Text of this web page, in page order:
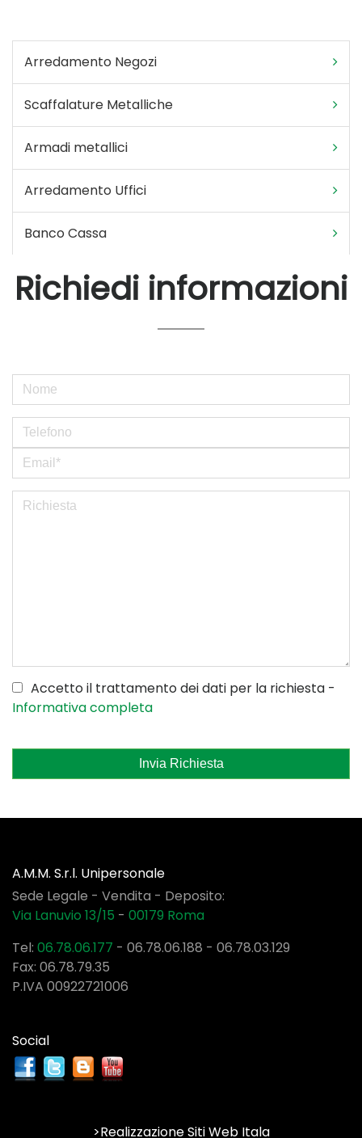
Arredamento Negozi
Scaffalature Metalliche
Armadi metallici
Arredamento Uffici
Banco Cassa
Richiedi informazioni
Accetto il trattamento dei dati per la richiesta -
Informativa completa
Invia Richiesta
A.M.M. S.r.l. Unipersonale
Sede Legale - Vendita - Deposito:
Via Lanuvio 13/15 - 00179 Roma
Tel: 06.78.06.177 - 06.78.06.188 - 06.78.03.129
Fax: 06.78.79.35
P.IVA 00922721006
Social
>Realizzazione Siti Web Itala